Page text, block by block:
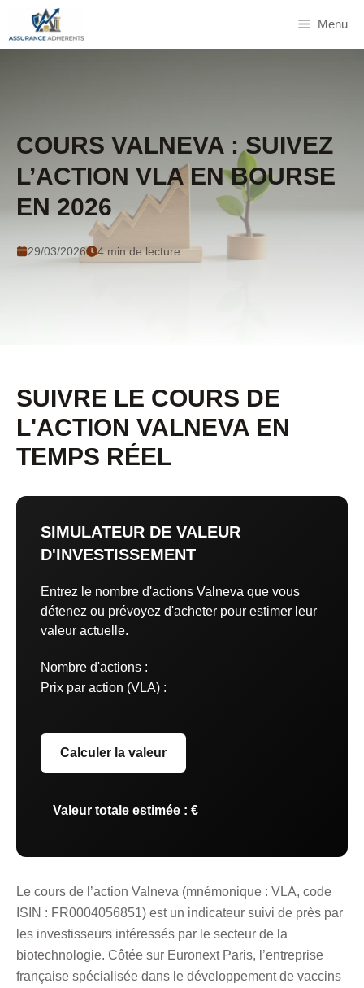
contenu
Menu
COURS VALNEVA : SUIVEZ
L’ACTION VLA EN BOURSE
EN 2026
29/03/2026 4 min de lecture
SUIVRE LE COURS DE
L'ACTION VALNEVA EN
TEMPS RÉEL
SIMULATEUR DE VALEUR
D'INVESTISSEMENT
Entrez le nombre d'actions Valneva que vous
détenez ou prévoyez d'acheter pour estimer leur
valeur actuelle.
Nombre d'actions :
Prix par action (VLA) :
Calculer la valeur
Valeur totale estimée : €
Le cours de l’action Valneva (mnémonique : VLA, code
ISIN : FR0004056851) est un indicateur suivi de près par
les investisseurs intéressés par le secteur de la
biotechnologie. Côtée sur Euronext Paris, l’entreprise
française spécialisée dans le développement de vaccins